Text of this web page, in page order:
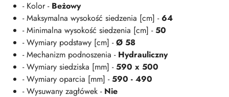
- Kolor - Beżowy
- Maksymalna wysokość siedzenia [cm] -64
- Minimalna wysokość siedzenia [cm] -50
- Wymiary podstawy [cm] -Ø 58
- Mechanizm podnoszenia - Hydrauliczny
- Wymiary siedziska [mm] -590 x 500
- Wymiary oparcia [mm] -590 - 490
- Wysuwany zagłówek - Nie